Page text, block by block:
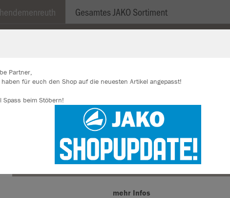
Gesamtes JAKO Sortiment
Partner,
für euch den Shop auf die neuesten Artikel angepasst!
Spass beim Stöbern!
Durch die Analyse der Besucherdaten können wir dir personalisierte Inhalte
anzeigen und unsere Website verbessern. Weitere Informationen zu den
Cookies findest Du in den Einstellungen.
Alle akzeptieren
Alle ablehnen
mehr Infos